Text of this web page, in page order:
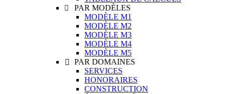

PAR MODÈLES
MODÈLE M1
MODÈLE M2
MODÈLE M3
MODÈLE M4
MODÈLE M5

PAR DOMAINES
SERVICES
HONORAIRES
CONSTRUCTION